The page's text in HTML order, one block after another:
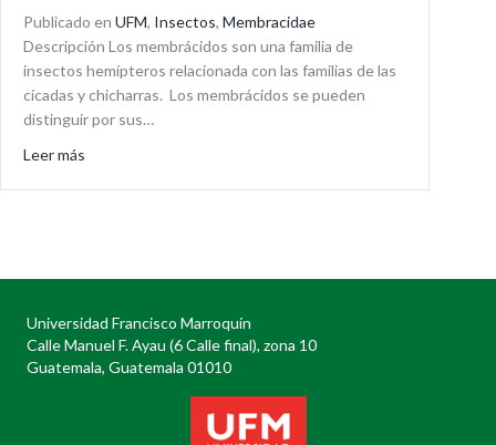
Publicado en UFM, Insectos, Membracidae
Descripción Los membrácidos son una familia de
insectos hemípteros relacionada con las familias de las
cícadas y chicharras. Los membrácidos se pueden
distinguir por sus…
Leer más
Universidad Francisco Marroquín
Calle Manuel F. Ayau (6 Calle final), zona 10
Guatemala, Guatemala 01010